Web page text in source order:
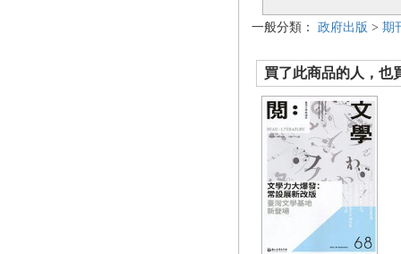
一般分類： 政府出版 > 期
買了此商品的人，也